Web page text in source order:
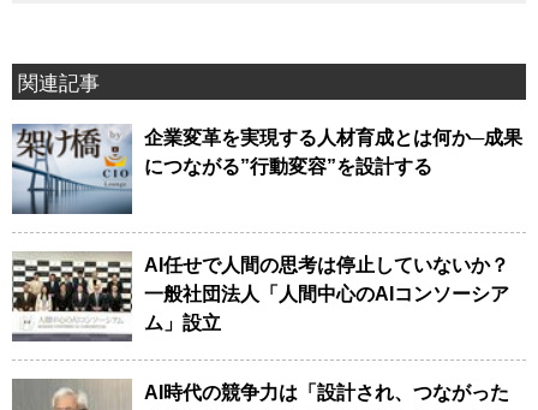
関連記事
企業変革を実現する人材育成とは何か─成果
につながる”行動変容”を設計する
AI任せで人間の思考は停止していないか？
一般社団法人「人間中心のAIコンソーシア
ム」設立
AI時代の競争力は「設計され、つながった